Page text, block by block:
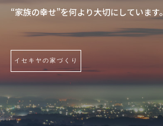
つくば市で家づくりを
取手市で家づくりを
検討している方はこちら
法人の方はこちら
“家族の幸せ”を何より大切にしています。
イセキヤの家づくり